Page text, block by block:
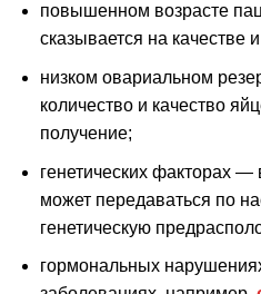
повышенном возрасте
сказывается на качестве
низком овариальном
количество и качество
получение;
генетических факторах
может передаваться по
генетическую
гормональных